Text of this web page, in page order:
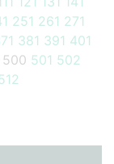
251 261 271
381 391 401
500 501 502